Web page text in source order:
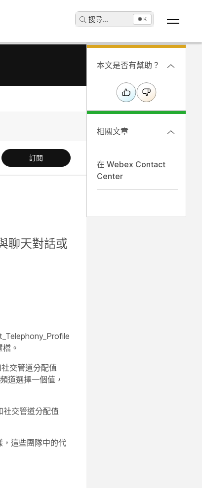
搜尋... ⌘K
訂閱
聊天對話或
。
交管道分配值
道選擇一個值，
社交管道分配值
這些團隊中的代
本文是否有幫助？
相關文章
在 Webex Contact
Center